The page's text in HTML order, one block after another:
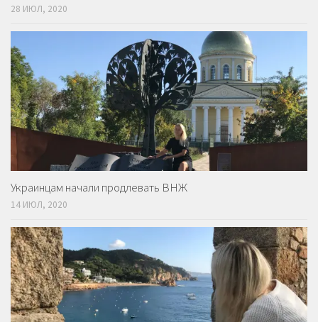
28 ИЮЛ, 2020
Украинцам начали продлевать ВНЖ
14 ИЮЛ, 2020